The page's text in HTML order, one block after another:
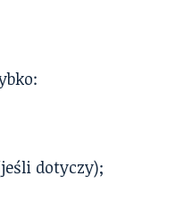
dotyczy);